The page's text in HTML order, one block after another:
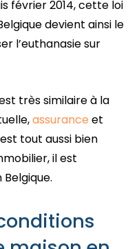
février 2014, cette loi
devient ainsi le
l’euthanasie sur
très similaire à la
assurance et
tout aussi bien
il est